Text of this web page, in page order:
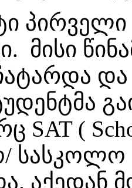
მისი
SAT (
სასკოლო
აქედან